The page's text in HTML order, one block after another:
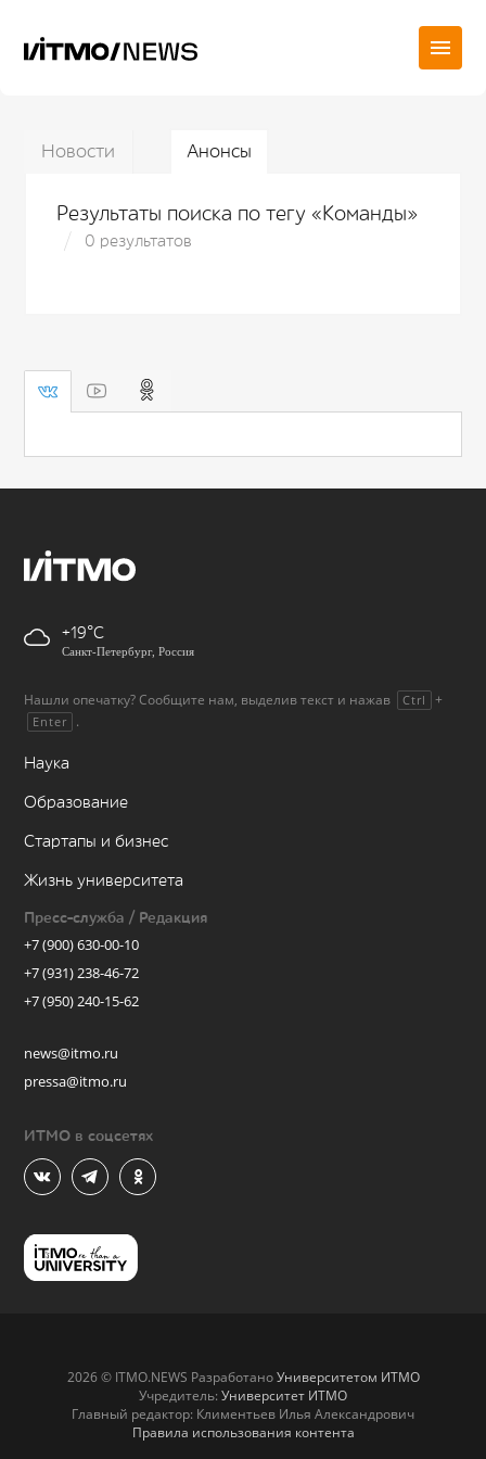
Новости Анонсы
Результаты поиска по тегу «Команды»
0 результатов
+19
Санкт-Петербург, Россия
Нашли опечатку? Сообщите нам, выделив текст и нажав Ctrl +
Enter .
Наука
Образование
Стартапы и бизнес
Жизнь университета
Пресс-служба / Редакция
+7 (900) 630-00-10
+7 (931) 238-46-72
+7 (950) 240-15-62
news@itmo.ru
pressa@itmo.ru
ИТМО в соцсетях
2026 © ITMO.NEWS РазработаноУниверситетом ИТМО
Учредитель: Университет ИТМО
Главный редактор: Климентьев Илья Александрович
Правила использования контента